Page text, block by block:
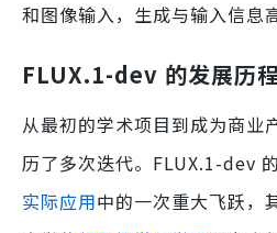
和图像输入，生成与输入信息
FLUX.1-dev 的发展历
从最初的学术项目到成为商业
历了多次迭代。FLUX.1-dev
实际应用中的一次重大飞跃，